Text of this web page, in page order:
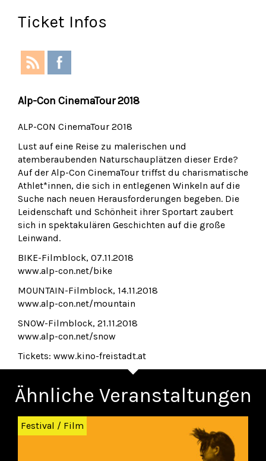
Ticket Infos
Alp-Con CinemaTour 2018
ALP-CON CinemaTour 2018
Lust auf eine Reise zu malerischen und
atemberaubenden Naturschauplätzen dieser Erde?
Auf der Alp-Con CinemaTour triffst du charismatische
Athlet*innen, die sich in entlegenen Winkeln auf die
Suche nach neuen Herausforderungen begeben. Die
Leidenschaft und Schönheit ihrer Sportart zaubert
sich in spektakulären Geschichten auf die große
Leinwand.
BIKE-Filmblock, 07.11.2018
www.alp-con.net/bike
MOUNTAIN-Filmblock, 14.11.2018
www.alp-con.net/mountain
SNOW-Filmblock, 21.11.2018
www.alp-con.net/snow
Tickets: www.kino-freistadt.at
Ähnliche Veranstaltungen
Zurück
Festival / Film